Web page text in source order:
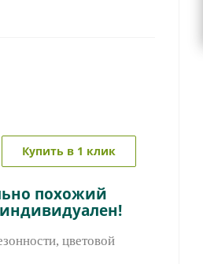
Купить в 1 клик
похожий
цветовой